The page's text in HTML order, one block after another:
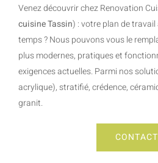
Venez découvrir chez Renovation
cuisine Tassin) : votre plan de
temps ? Nous pouvons vous le
plus modernes, pratiques et
exigences actuelles. Parmi nos
acrylique), stratifié, crédence,
granit.
CONTACT